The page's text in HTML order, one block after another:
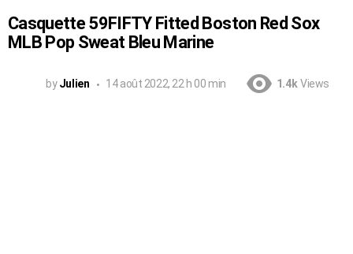
Casquette 59FIFTY Fitted Boston Red Sox
MLB Pop Sweat Bleu Marine
by Julien 14 août 2022, 22 h 00 min 1.4k Views